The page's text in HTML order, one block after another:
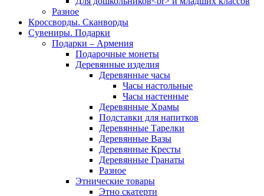
Разное
Кроссворды. Сканворды
Сувениры. Подарки
Подарки – Армения
Подарочные монеты
Деревянные изделия
Деревянные часы
Часы настольные
Часы настенные
Деревянные Храмы
Подставки для напитков
Деревянные Тарелки
Деревянные Вазы
Деревянные Кресты
Деревянные Гранаты
Разное
Этнические товары
Этно скатерти